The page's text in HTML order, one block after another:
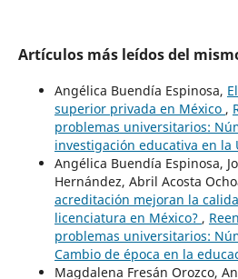
Artículos más leídos del
Angélica Buendía Espinosa,
superior privada en México ,
problemas universitarios:
investigación educativa en la
Angélica Buendía Espinosa,
Hernández, Abril Acosta
acreditación mejoran la
licenciatura en México? ,
problemas universitarios:
Cambio de época en la
Magdalena Fresán Orozco,